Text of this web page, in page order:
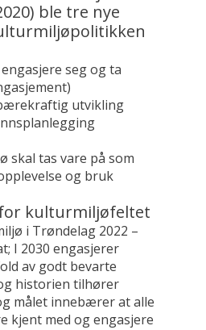
ble tre nye
seg og ta
utvikling
skal tas vare på som
og bruk
for kulturmiljøfeltet
i Trøndelag 2022 –
I 2030 engasjerer
av godt bevarte
historien tilhører
målet innebærer at alle
kjent med og engasjere